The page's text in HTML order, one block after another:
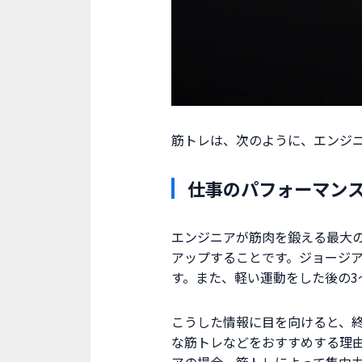
筋トレは、次のように、エンジ
仕事のパフォーマン
エンジニアが筋肉を鍛える最大
アップすることです。ジョージ
す。また、軽い運動をした後の
こうした情報に目を向けると、
な筋トレなどをおすすめする理